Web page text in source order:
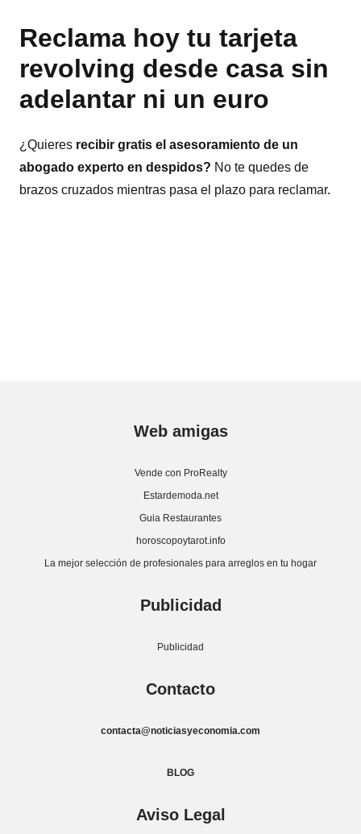
Reclama hoy tu tarjeta
revolving desde casa sin
adelantar ni un euro
¿Quieres recibir gratis el asesoramiento de un
abogado experto en despidos? No te quedes de
brazos cruzados mientras pasa el plazo para reclamar.
Web amigas
Vende con ProRealty
Estardemoda.net
Guia Restaurantes
horoscopoytarot.info
La mejor selección de profesionales para arreglos en tu hogar
Publicidad
Publicidad
Contacto
contacta@noticiasyeconomia.com
BLOG
Aviso Legal